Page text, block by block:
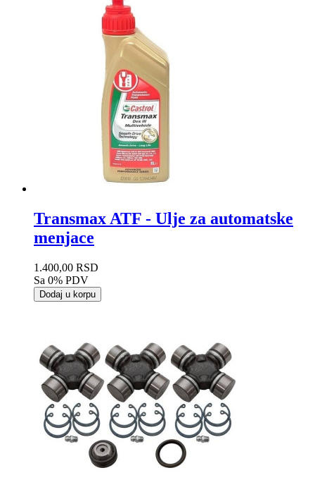
Transmax ATF - Ulje za automatske
menjace
1.400,00 RSD
Sa 0% PDV
Dodaj u korpu